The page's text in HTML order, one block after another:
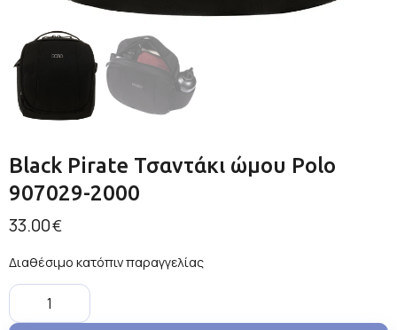
Black Pirate Τσαντάκι ώμου Polo
907029-2000
33.00€
Διαθέσιμο κατόπιν παραγγελίας